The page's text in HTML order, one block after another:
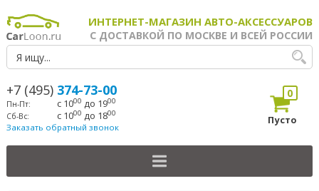
ИНТЕРНЕТ-МАГАЗИН АВТО-АКСЕССУАРОВ
С ДОСТАВКОЙ ПО МОСКВЕ И ВСЕЙ РОССИИ
+7 (495) 374-73-00
Пн-Пт: с 1000 до 1900
Сб-Вс: с 1000 до 1800
Заказать обратный звонок
0
Пусто